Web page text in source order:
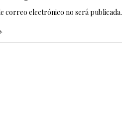
correo electrónico no será publicada.